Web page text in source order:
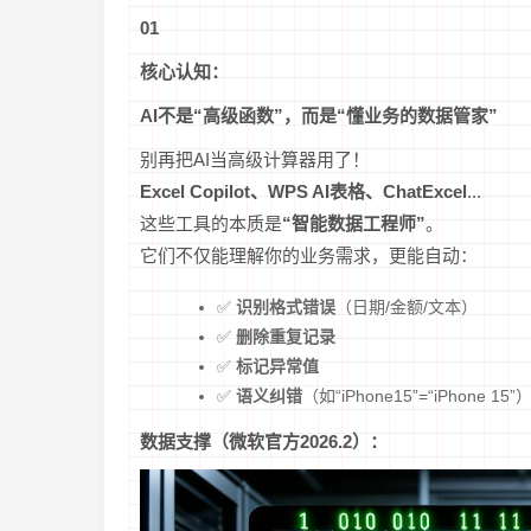
01
核心认知：
AI不是“高级函数”，而是“懂业务的数据管家”
别再把AI当高级计算器用了！
Excel Copilot、WPS AI表格、ChatExcel...
这些工具的本质是“智能数据工程师”。
它们不仅能理解你的业务需求，更能自动：
✅ 识别格式错误（日期/金额/文本）
✅ 删除重复记录
✅ 标记异常值
✅ 语义纠错（如“iPhone15”=“iPhone 15”）
数据支撑（微软官方2026.2）：